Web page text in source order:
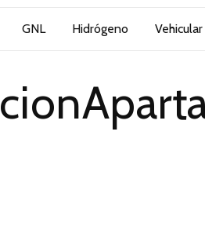
GNL Hidrógeno Vehicular